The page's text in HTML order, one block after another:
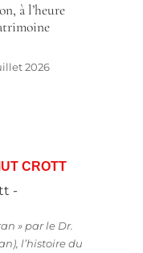
à l’heure
2026
CROTT
» par le Dr.
l’histoire du